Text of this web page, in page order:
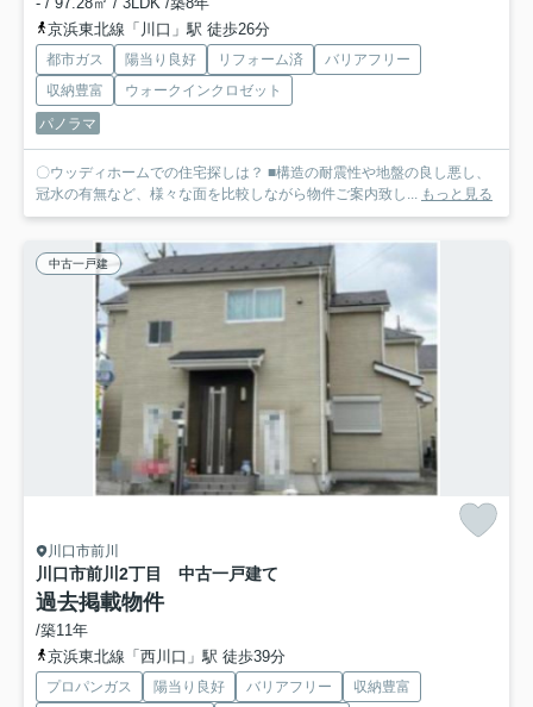
京浜東北線「川口」駅 徒歩26分
都市ガス 陽当り良好 リフォーム済
バリアフリー
収納豊富
ウォークインクロゼット
パノラマ
〇ウッディホームでの住宅探しは？ ■構造の耐震性や地盤の良し悪し、
冠水の有無など、様々な面を比較しながら物件ご案内致し...
もっと見る
中古一戸建
川口市前川
川口市前川2丁目 中古一戸建て
過去掲載物件
/築11年
京浜東北線「西川口」駅 徒歩39分
プロパンガス 陽当り良好 バリアフリー
収納豊富